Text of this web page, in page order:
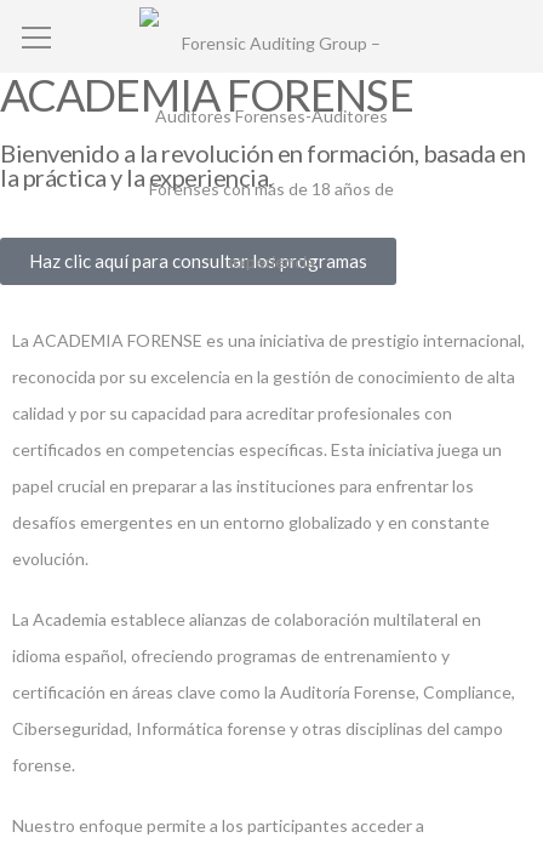
ACADEMIA FORENSE
Bienvenido a la revolución en formación, basada en
la práctica y la experiencia.
Haz clic aquí para consultar los programas
La ACADEMIA FORENSE es una iniciativa de prestigio internacional,
reconocida por su excelencia en la gestión de conocimiento de alta
calidad y por su capacidad para acreditar profesionales con
certificados en competencias específicas. Esta iniciativa juega un
papel crucial en preparar a las instituciones para enfrentar los
desafíos emergentes en un entorno globalizado y en constante
evolución.
La Academia establece alianzas de colaboración multilateral en
idioma español, ofreciendo programas de entrenamiento y
certificación en áreas clave como la Auditoría Forense, Compliance,
Ciberseguridad, Informática forense y otras disciplinas del campo
forense.
Nuestro enfoque permite a los participantes acceder a